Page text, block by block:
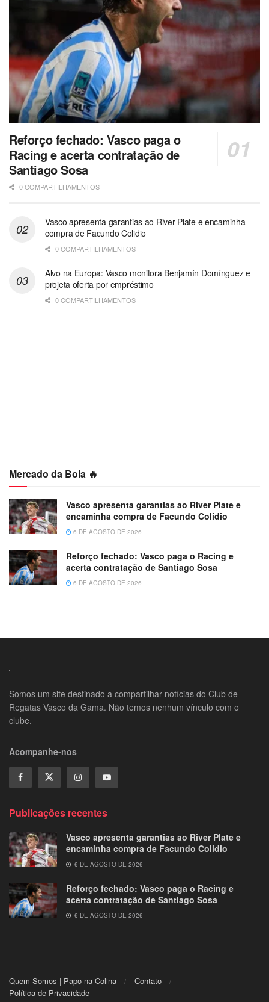
Reforço fechado: Vasco paga o
Racing e acerta contratação de
Santiago Sosa
0 COMPARTILHAMENTOS
Vasco apresenta garantias ao River Plate e encaminha
compra de Facundo Colidio
0 COMPARTILHAMENTOS
Alvo na Europa: Vasco monitora Benjamín Domínguez e
projeta oferta por empréstimo
0 COMPARTILHAMENTOS
Mercado da Bola 🔥
Vasco apresenta garantias ao River Plate e
encaminha compra de Facundo Colidio
6 DE AGOSTO DE 2026
Reforço fechado: Vasco paga o Racing e
acerta contratação de Santiago Sosa
6 DE AGOSTO DE 2026
Somos um site destinado a compartilhar notícias do Club de
Regatas Vasco da Gama. Não temos nenhum vínculo com o
clube.
Acompanhe-nos
Publicações recentes
Vasco apresenta garantias ao River Plate e
encaminha compra de Facundo Colidio
6 DE AGOSTO DE 2026
Reforço fechado: Vasco paga o Racing e
acerta contratação de Santiago Sosa
6 DE AGOSTO DE 2026
Quem Somos | Papo na Colina
Contato
Política de Privacidade